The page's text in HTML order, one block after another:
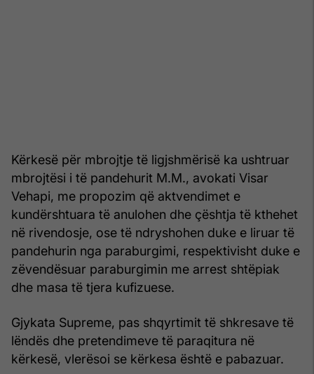
Kërkesë për mbrojtje të ligjshmërisë ka ushtruar
mbrojtësi i të pandehurit M.M., avokati Visar
Vehapi, me propozim që aktvendimet e
kundërshtuara të anulohen dhe çështja të kthehet
në rivendosje, ose të ndryshohen duke e liruar të
pandehurin nga paraburgimi, respektivisht duke e
zëvendësuar paraburgimin me arrest shtëpiak
dhe masa të tjera kufizuese.
Gjykata Supreme, pas shqyrtimit të shkresave të
lëndës dhe pretendimeve të paraqitura në
kërkesë, vlerësoi se kërkesa është e pabazuar.